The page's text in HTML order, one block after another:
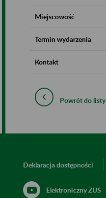
Miejscowość
Termin wydarzenia
Kontakt
Powrót do listy
Deklaracja dostępności
Elektroniczny ZUS